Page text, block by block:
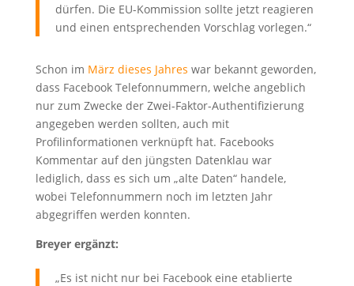
dürfen. Die EU-Kommission sollte jetzt reagieren
und einen entsprechenden Vorschlag vorlegen.“
Schon im März dieses Jahres war bekannt geworden,
dass Facebook Telefonnummern, welche angeblich
nur zum Zwecke der Zwei-Faktor-Authentifizierung
angegeben werden sollten, auch mit
Profilinformationen verknüpft hat. Facebooks
Kommentar auf den jüngsten Datenklau war
lediglich, dass es sich um „alte Daten“ handele,
wobei Telefonnummern noch im letzten Jahr
abgegriffen werden konnten.
Breyer ergänzt:
„Es ist nicht nur bei Facebook eine etablierte